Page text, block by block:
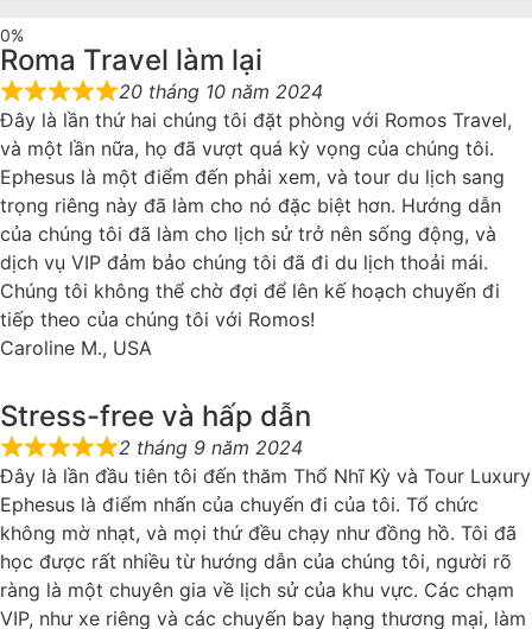
Roma Travel làm lại
20 tháng 10 năm 2024
Đây là lần thứ hai chúng tôi đặt phòng với Romos Travel,
và một lần nữa, họ đã vượt quá kỳ vọng của chúng tôi.
Ephesus là một điểm đến phải xem, và tour du lịch sang
trọng riêng này đã làm cho nó đặc biệt hơn. Hướng dẫn
của chúng tôi đã làm cho lịch sử trở nên sống động, và
dịch vụ VIP đảm bảo chúng tôi đã đi du lịch thoải mái.
Chúng tôi không thể chờ đợi để lên kế hoạch chuyến đi
tiếp theo của chúng tôi với Romos!
Caroline M., USA
Stress-free và hấp dẫn
2 tháng 9 năm 2024
Đây là lần đầu tiên tôi đến thăm Thổ Nhĩ Kỳ và Tour Luxury
Ephesus là điểm nhấn của chuyến đi của tôi. Tổ chức
không mờ nhạt, và mọi thứ đều chạy như đồng hồ. Tôi đã
học được rất nhiều từ hướng dẫn của chúng tôi, người rõ
ràng là một chuyên gia về lịch sử của khu vực. Các chạm
VIP, như xe riêng và các chuyến bay hạng thương mại, làm